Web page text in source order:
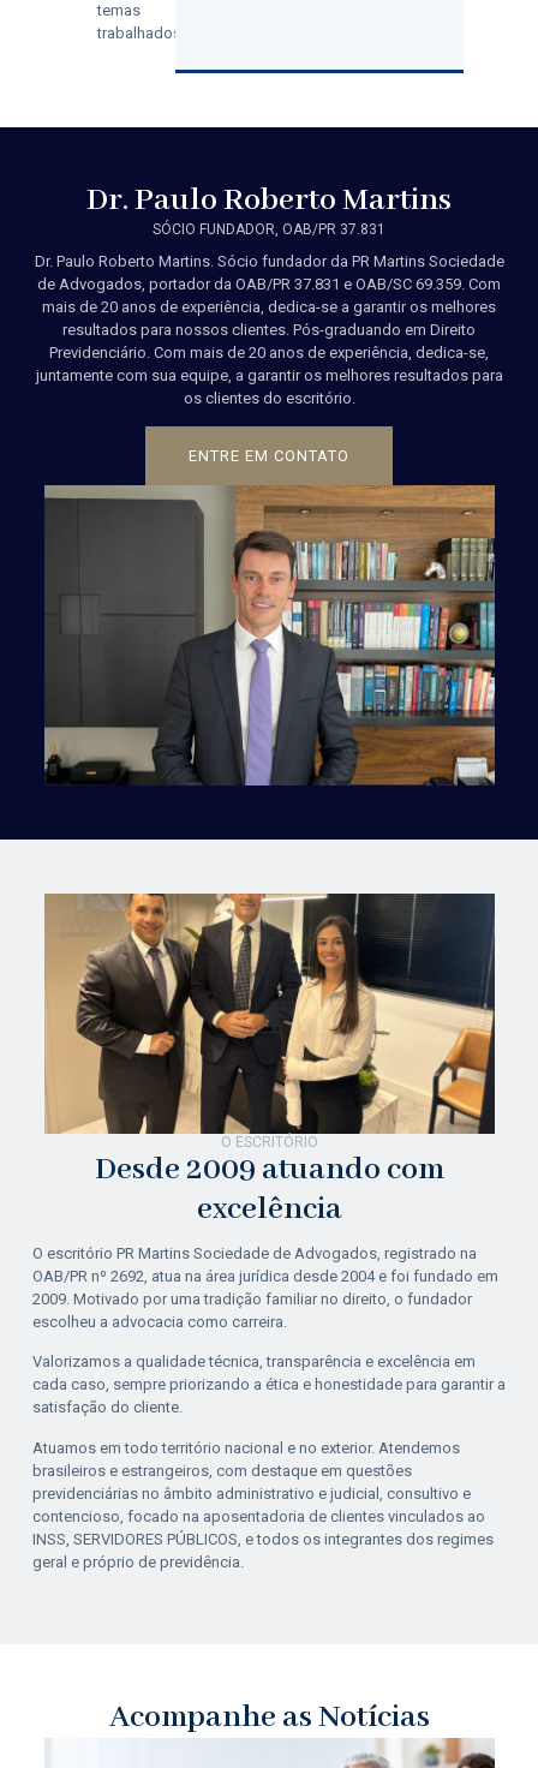
temas
trabalhados.
Dr. Paulo Roberto Martins
SÓCIO FUNDADOR, OAB/PR 37.831
Dr. Paulo Roberto Martins. Sócio fundador da PR Martins Sociedade
de Advogados, portador da OAB/PR 37.831 e OAB/SC 69.359. Com
mais de 20 anos de experiência, dedica-se a garantir os melhores
resultados para nossos clientes. Pós-graduando em Direito
Previdenciário. Com mais de 20 anos de experiência, dedica-se,
juntamente com sua equipe, a garantir os melhores resultados para
os clientes do escritório.
ENTRE EM CONTATO
O ESCRITÓRIO
Desde 2009 atuando com
excelência
O escritório PR Martins Sociedade de Advogados, registrado na
OAB/PR nº 2692, atua na área jurídica desde 2004 e foi fundado em
2009. Motivado por uma tradição familiar no direito, o fundador
escolheu a advocacia como carreira.
Valorizamos a qualidade técnica, transparência e excelência em
cada caso, sempre priorizando a ética e honestidade para garantir a
satisfação do cliente.
Atuamos em todo território nacional e no exterior. Atendemos
brasileiros e estrangeiros, com destaque em questões
previdenciárias no âmbito administrativo e judicial,
consultivo e
contencioso , focado na aposentadoria de clientes vinculados ao
INSS, SERVIDORES PÚBLICOS , e todos os integrantes dos regimes
geral e próprio de previdência.
Acompanhe as Notícias